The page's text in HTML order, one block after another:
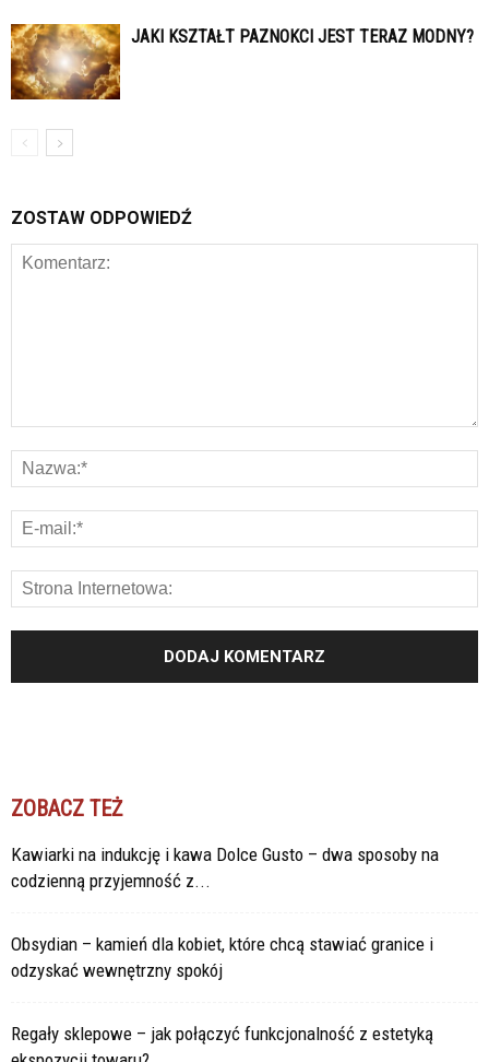
JAKI KSZTAŁT PAZNOKCI JEST TERAZ MODNY?
ZOSTAW ODPOWIEDŹ
ZOBACZ TEŻ
Kawiarki na indukcję i kawa Dolce Gusto – dwa sposoby na
codzienną przyjemność z...
Obsydian – kamień dla kobiet, które chcą stawiać granice i
odzyskać wewnętrzny spokój
Regały sklepowe – jak połączyć funkcjonalność z estetyką